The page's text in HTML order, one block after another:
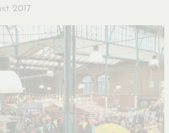
2017